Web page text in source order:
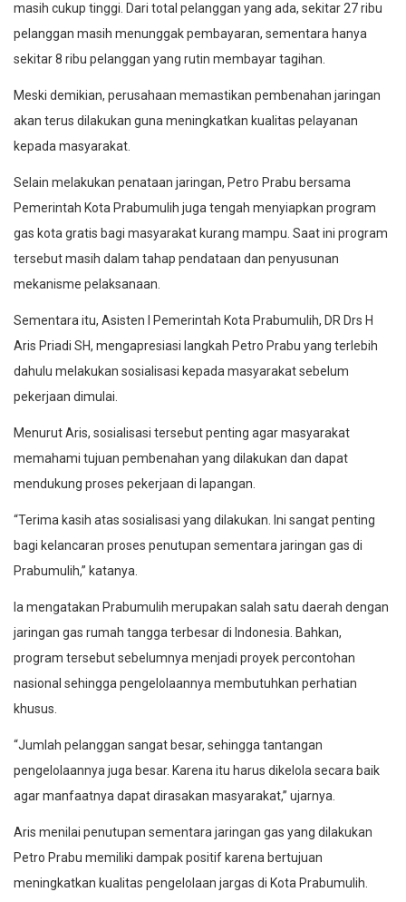
masih cukup tinggi. Dari total pelanggan yang ada, sekitar 27 ribu
pelanggan masih menunggak pembayaran, sementara hanya
sekitar 8 ribu pelanggan yang rutin membayar tagihan.
Meski demikian, perusahaan memastikan pembenahan jaringan
akan terus dilakukan guna meningkatkan kualitas pelayanan
kepada masyarakat.
Selain melakukan penataan jaringan, Petro Prabu bersama
Pemerintah Kota Prabumulih juga tengah menyiapkan program
gas kota gratis bagi masyarakat kurang mampu. Saat ini program
tersebut masih dalam tahap pendataan dan penyusunan
mekanisme pelaksanaan.
Sementara itu, Asisten I Pemerintah Kota Prabumulih, DR Drs H
Aris Priadi SH, mengapresiasi langkah Petro Prabu yang terlebih
dahulu melakukan sosialisasi kepada masyarakat sebelum
pekerjaan dimulai.
Menurut Aris, sosialisasi tersebut penting agar masyarakat
memahami tujuan pembenahan yang dilakukan dan dapat
mendukung proses pekerjaan di lapangan.
“Terima kasih atas sosialisasi yang dilakukan. Ini sangat penting
bagi kelancaran proses penutupan sementara jaringan gas di
Prabumulih,” katanya.
Ia mengatakan Prabumulih merupakan salah satu daerah dengan
jaringan gas rumah tangga terbesar di Indonesia. Bahkan,
program tersebut sebelumnya menjadi proyek percontohan
nasional sehingga pengelolaannya membutuhkan perhatian
khusus.
“Jumlah pelanggan sangat besar, sehingga tantangan
pengelolaannya juga besar. Karena itu harus dikelola secara baik
agar manfaatnya dapat dirasakan masyarakat,” ujarnya.
Aris menilai penutupan sementara jaringan gas yang dilakukan
Petro Prabu memiliki dampak positif karena bertujuan
meningkatkan kualitas pengelolaan jargas di Kota Prabumulih.